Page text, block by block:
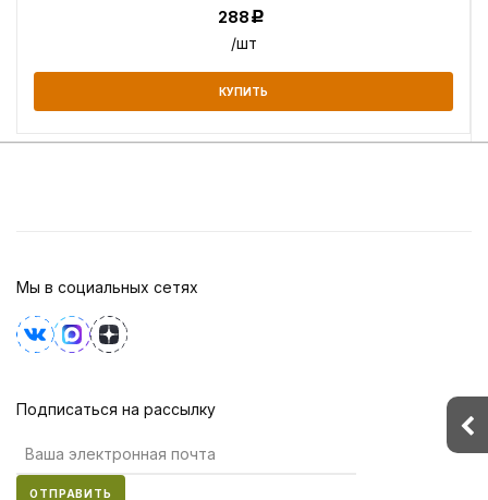
288Р
/шт
КУПИТЬ
Мы в социальных сетях
Подписаться на рассылку
ОТПРАВИТЬ